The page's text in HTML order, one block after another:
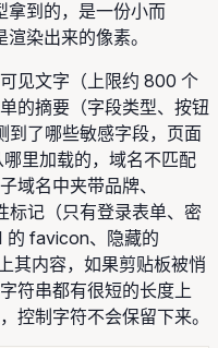
拿到的，是一份小而
染出来的像素。
见文字（上限约 800 个
的摘要（字段类型、按钮
到了哪些敏感字段，页面
里加载的，域名不匹配
域名中夹带品牌、
记（只有登录表单、密
的 favicon、隐藏的
其内容，如果剪贴板被悄
符串都有很短的长度上
控制字符不会保留下来。